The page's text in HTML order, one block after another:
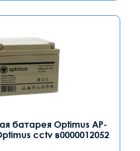
батарея Optimus AP-
cctv в0000012052